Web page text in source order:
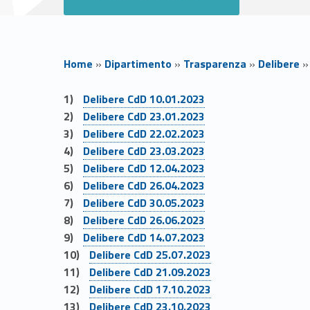
Home » Dipartimento » Trasparenza » Delibere »
D
e
l
i
b
e
Link identifier #identifier__42578-1
Delibere CdD 10.01.2023
Link identifier #identifier__173370-2
Delibere CdD 23.01.2023
Link identifier #identifier__38552-3
Delibere CdD 22.02.2023
Link identifier #identifier__170014-4
Delibere CdD 23.03.2023
Link identifier #identifier__157445-5
Delibere CdD 12.04.2023
Link identifier #identifier__75378-6
Delibere CdD 26.04.2023
Link identifier #identifier__182512-7
Delibere CdD 30.05.2023
Link identifier #identifier__139322-8
Delibere CdD 26.06.2023
Link identifier #identifier__114335-9
Delibere CdD 14.07.2023
Link identifier #identifier__93583-10
Delibere CdD 25.07.2023
Link identifier #identifier__171979-11
Delibere CdD 21.09.2023
Link identifier #identifier__6583-12
Delibere CdD 17.10.2023
Link identifier #identifier__104633-13
Delibere CdD 23.10.2023